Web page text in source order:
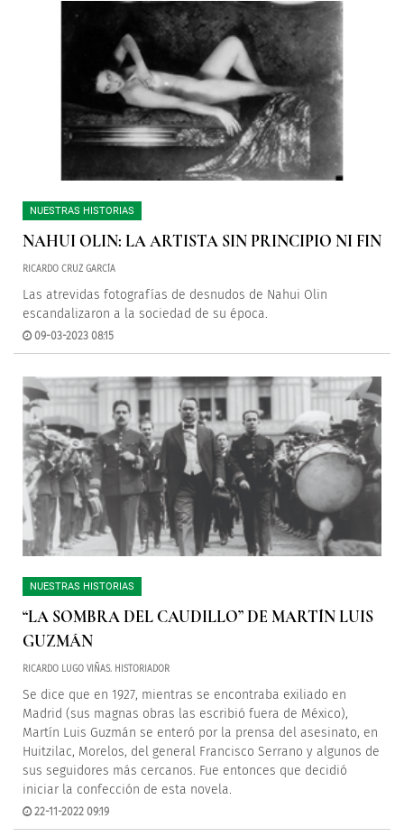
NUESTRAS HISTORIAS
NAHUI OLIN: LA ARTISTA SIN PRINCIPIO NI FIN
RICARDO CRUZ GARCÍA
Las atrevidas fotografías de desnudos de Nahui Olin
escandalizaron a la sociedad de su época.
09-03-2023 08:15
NUESTRAS HISTORIAS
“LA SOMBRA DEL CAUDILLO” DE MARTÍN LUIS
GUZMÁN
RICARDO LUGO VIÑAS. HISTORIADOR
Se dice que en 1927, mientras se encontraba exiliado en
Madrid (sus magnas obras las escribió fuera de México),
Martín Luis Guzmán se enteró por la prensa del asesinato, en
Huitzilac, Morelos, del general Francisco Serrano y algunos de
sus seguidores más cercanos. Fue entonces que decidió
iniciar la confección de esta novela.
22-11-2022 09:19